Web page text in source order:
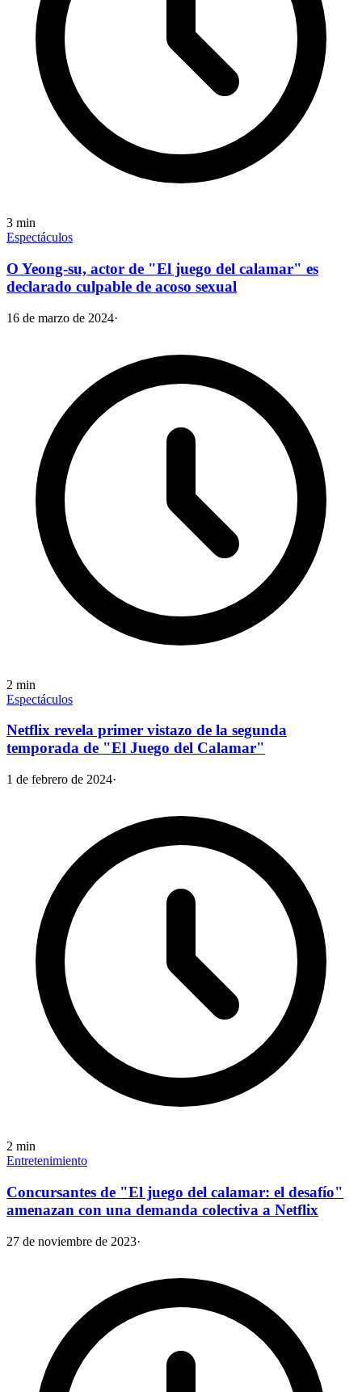
3 min
Espectáculos
O Yeong-su, actor de "El juego del calamar" es
declarado culpable de acoso sexual
16 de marzo de 2024·
2 min
Espectáculos
Netflix revela primer vistazo de la segunda
temporada de "El Juego del Calamar"
1 de febrero de 2024·
2 min
Entretenimiento
Concursantes de "El juego del calamar: el desafío"
amenazan con una demanda colectiva a Netflix
27 de noviembre de 2023·